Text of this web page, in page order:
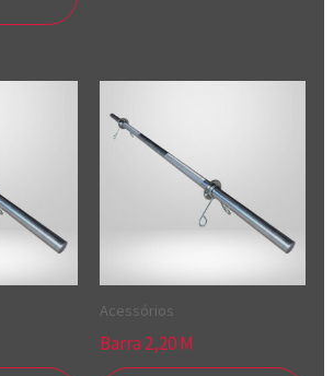
Acessórios
Barra 2,20 M